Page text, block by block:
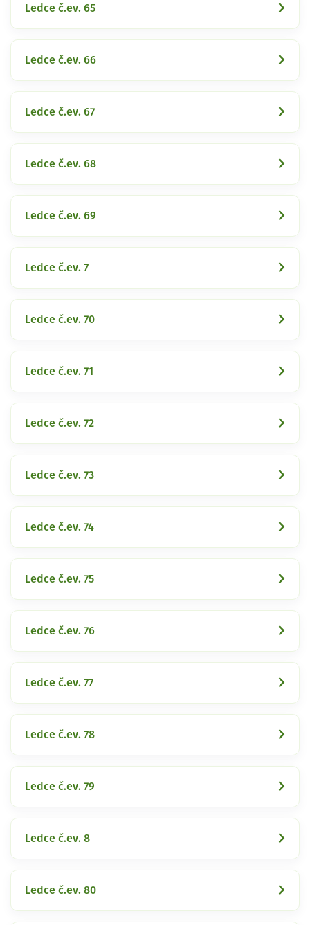
Ledce č.ev. 65
Ledce č.ev. 66
Ledce č.ev. 67
Ledce č.ev. 68
Ledce č.ev. 69
Ledce č.ev. 7
Ledce č.ev. 70
Ledce č.ev. 71
Ledce č.ev. 72
Ledce č.ev. 73
Ledce č.ev. 74
Ledce č.ev. 75
Ledce č.ev. 76
Ledce č.ev. 77
Ledce č.ev. 78
Ledce č.ev. 79
Ledce č.ev. 8
Ledce č.ev. 80